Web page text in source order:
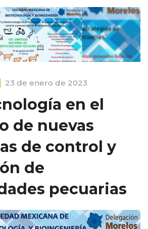
23 de enero de 2023
en el
de nuevas
de control y
de
pecuarias